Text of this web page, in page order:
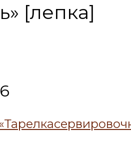
[лепка]